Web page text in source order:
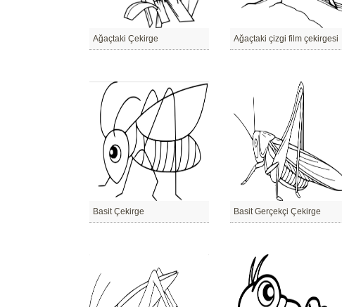
Ağaçtaki Çekirge Ağaçtaki çizgi film çekirgesi
Basit Çekirge Basit Gerçekçi Çekirge